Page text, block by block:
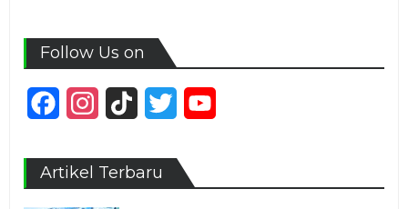
Follow Us on
FacebookInstagram
TikTok Twitter
Artikel Terbaru